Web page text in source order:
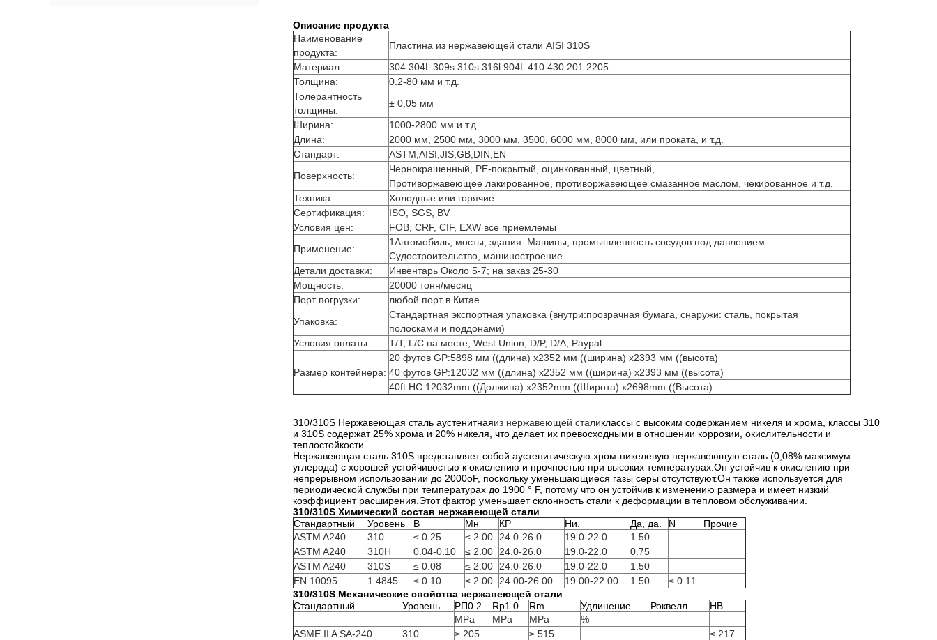
Описание продукта
Наименование
продукта:
Пластина из нержавеющей стали AISI 310S
Материал:
304 304L 309s 310s 316l 904L 410 430 201 2205
Толщина:
0.2-80 мм и т.д.
Толерантность
толщины:
± 0,05 мм
Ширина:
1000-2800 мм и т.д.
Длина:
2000 мм, 2500 мм, 3000 мм, 3500, 6000 мм, 8000 мм, или проката, и т.д.
Стандарт:
ASTM,AISI,JIS,GB,DIN,EN
Поверхность:
Чернокрашенный, PE-покрытый, оцинкованный, цветный,
Противоржавеющее лакированное, противоржавеющее смазанное маслом, чекированное и т.д.
Техника:
Холодные или горячие
Сертификация:
ISO, SGS, BV
Условия цен:
FOB, CRF, CIF, EXW все приемлемы
Применение:
1Автомобиль, мосты, здания. Машины, промышленность сосудов под давлением.
Судостроительство, машиностроение.
Детали доставки:
Инвентарь Около 5-7; на заказ 25-30
Мощность:
20000 тонн/месяц
Порт погрузки:
любой порт в Китае
Упаковка:
Стандартная экспортная упаковка (внутри:прозрачная бумага, снаружи: сталь, покрытая
полосками и поддонами)
Условия оплаты:
T/T, L/C на месте, West Union, D/P, D/A, Paypal
Размер контейнера:
20 футов GP:5898 мм ((длина) х2352 мм ((ширина) х2393 мм ((высота)
40 футов GP:12032 мм ((длина) х2352 мм ((ширина) х2393 мм ((высота)
40ft HC:12032mm ((Должина) x2352mm ((Широта) x2698mm ((Высота)
310/310S Нержавеющая сталь аустенитнаяиз нержавеющей сталиклассы с высоким содержанием никеля и хрома, классы 310
и 310S содержат 25% хрома и 20% никеля, что делает их превосходными в отношении коррозии, окислительности и
теплостойкости.
Нержавеющая сталь 310S представляет собой аустенитическую хром-никелевую нержавеющую сталь (0,08% максимум
углерода) с хорошей устойчивостью к окислению и прочностью при высоких температурах.Он устойчив к окислению при
непрерывном использовании до 2000oF, поскольку уменьшающиеся газы серы отсутствуют.Он также используется для
периодической службы при температурах до 1900 ° F, потому что он устойчив к изменению размера и имеет низкий
коэффициент расширения.Этот фактор уменьшает склонность стали к деформации в тепловом обслуживании.
310/310S Химический состав нержавеющей стали
Стандартный
Уровень В Мн КР Ни. Да, да. N
Прочие
ASTM A240
310 ≤ 0.25 ≤ 2.00 24.0-26.0 19.0-22.0
1.50
ASTM A240
310H 0.04-0.10 ≤ 2.00 24.0-26.0 19.0-22.0
0.75
ASTM A240
310S ≤ 0.08 ≤ 2.00 24.0-26.0 19.0-22.0
1.50
EN 10095
1.4845 ≤ 0.10 ≤ 2.00 24.00-26.00 19.00-22.00 1.50
≤ 0.11
310/310S Механические свойства нержавеющей стали
Стандартный
Уровень РП0.2 Rp1.0 Rm Удлинение Роквелл
HB
MPa
MPa MPa
%
ASME II A SA-240
310 ≥ 205 ≥ 515
≤ 217